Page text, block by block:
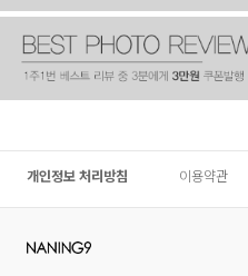
개인정보 처리방침 이용약관